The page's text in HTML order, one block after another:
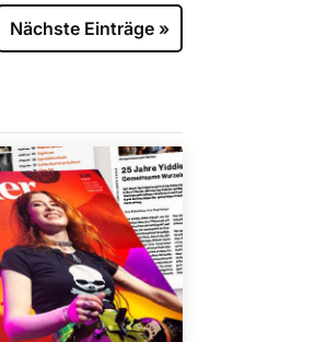
Nächste Einträge »